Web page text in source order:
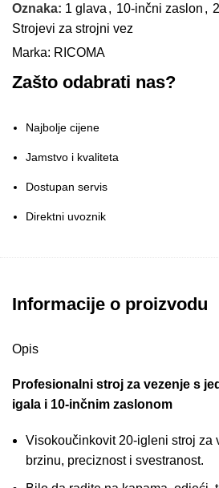
Oznaka: 1 glava , 10-inčni zaslon ,
Strojevi za strojni vez
Marka: RICOMA
Zašto odabrati nas?
Najbolje cijene
Jamstvo i kvaliteta
Dostupan servis
Direktni uvoznik
Informacije o proizvodu
Opis
Profesionalni stroj za vezenje s
igala i 10-inčnim zaslonom
Visokoučinkovit 20-igleni stroj za
brzinu, preciznost i svestranost.